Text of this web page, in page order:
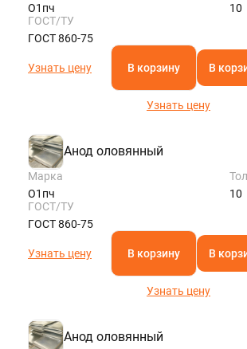
О1пч
10
ГОСТ/ТУ
ГОСТ 860-75
Узнать цену В корзину В
Узнать цену
Анод оловянный
Марка
О1пч
10
ГОСТ/ТУ
ГОСТ 860-75
Узнать цену В корзину В
Узнать цену
Анод оловянный